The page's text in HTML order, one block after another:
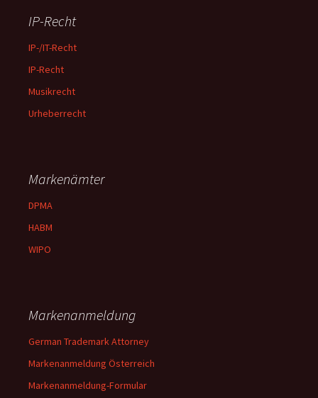
IP-Recht
IP-/IT-Recht
IP-Recht
Musikrecht
Urheberrecht
Markenämter
DPMA
HABM
WIPO
Markenanmeldung
German Trademark Attorney
Markenanmeldung Österreich
Markenanmeldung-Formular